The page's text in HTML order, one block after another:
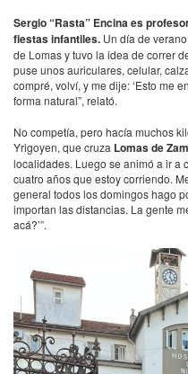
Sergio “Rasta” Encina es
fiestas infantiles. Un día de
de Lomas y tuvo la idea de correr
puse unos auriculares, celular,
compré, volví, y me dije: ‘Esto me
forma natural”, relató.
No competía, pero hacía muchos
Yrigoyen, que cruza Lomas de
localidades. Luego se animó a ir a
cuatro años que estoy corriendo.
general todos los domingos hago
importan las distancias. La gente
acá?’”.